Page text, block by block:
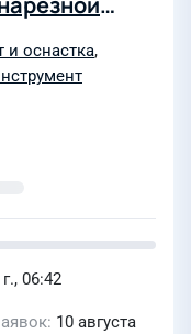
и оснастка,
06:42
10 августа